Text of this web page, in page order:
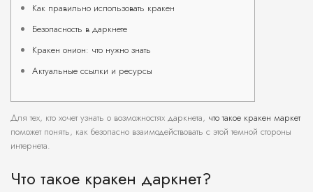
Как правильно использовать кракен
Безопасность в даркнете
Кракен онион: что нужно знать
Актуальные ссылки и ресурсы
Для тех, кто хочет узнать о возможностях даркнета, что такое кракен маркет
поможет понять, как безопасно взаимодействовать с этой темной стороны
интернета.
Что такое кракен даркнет?